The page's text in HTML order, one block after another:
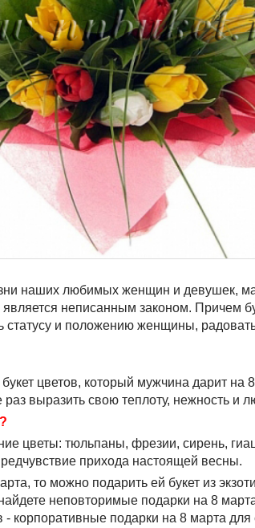
наших любимых женщин и девушек,
неписанным законом. Причем
статусу и положению женщины,
цветов, который мужчина дарит на
выразить свою теплоту, нежность и
цветы: тюльпаны, фрезии, сирень,
прихода настоящей весны.
то можно подарить ей букет из
найдете неповторимые подарки на 8
корпоративные подарки на 8 марта